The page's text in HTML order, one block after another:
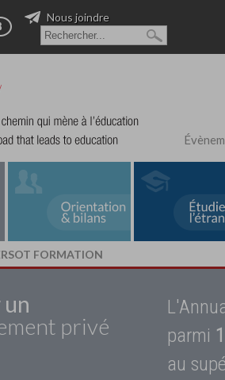
Nous joindre
FORMATION
privé
parmi
au